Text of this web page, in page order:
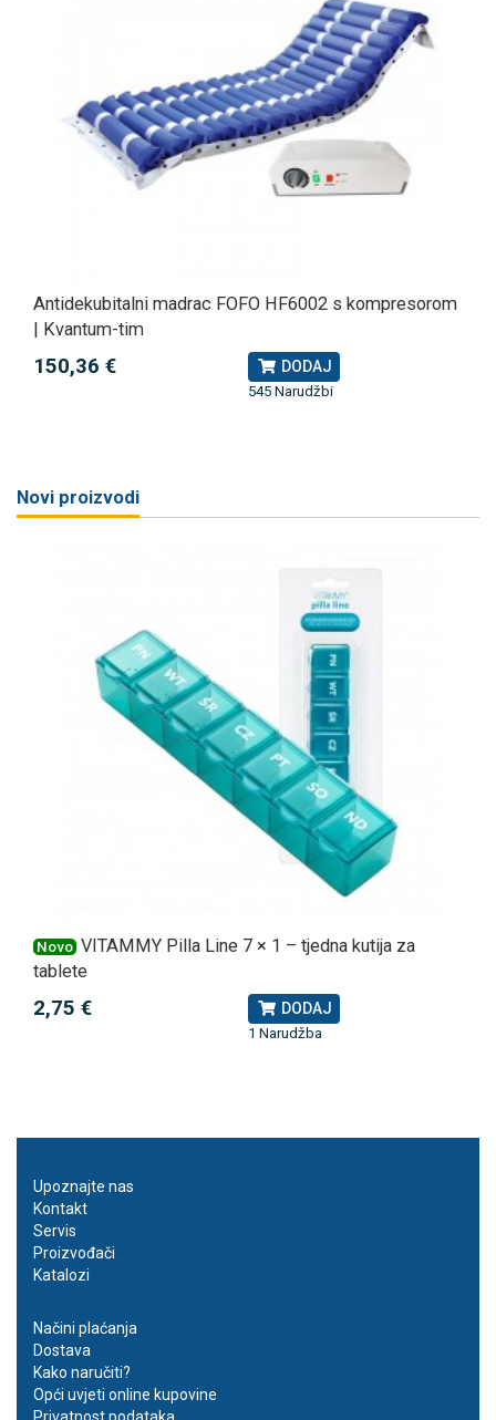
Antidekubitalni madrac FOFO HF6002 s kompresorom
| Kvantum-tim
150,36 € DODAJ
545 Narudžbi
Novi proizvodi
Novo VITAMMY Pilla Line 7 × 1 – tjedna kutija za
tablete
2,75 € DODAJ
1 Narudžba
Upoznajte nas
Kontakt
Servis
Proizvođači
Katalozi
Načini plaćanja
Dostava
Kako naručiti?
Opći uvjeti online kupovine
Privatnost podataka